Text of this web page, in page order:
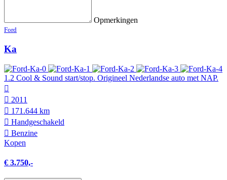
Opmerkingen
Ford
Ka
1.2 Cool & Sound start/stop. Origineel Nederlandse auto met NAP.
2011
171.644 km
Hand­geschakeld
Benzine
Kopen
€ 3.750,-